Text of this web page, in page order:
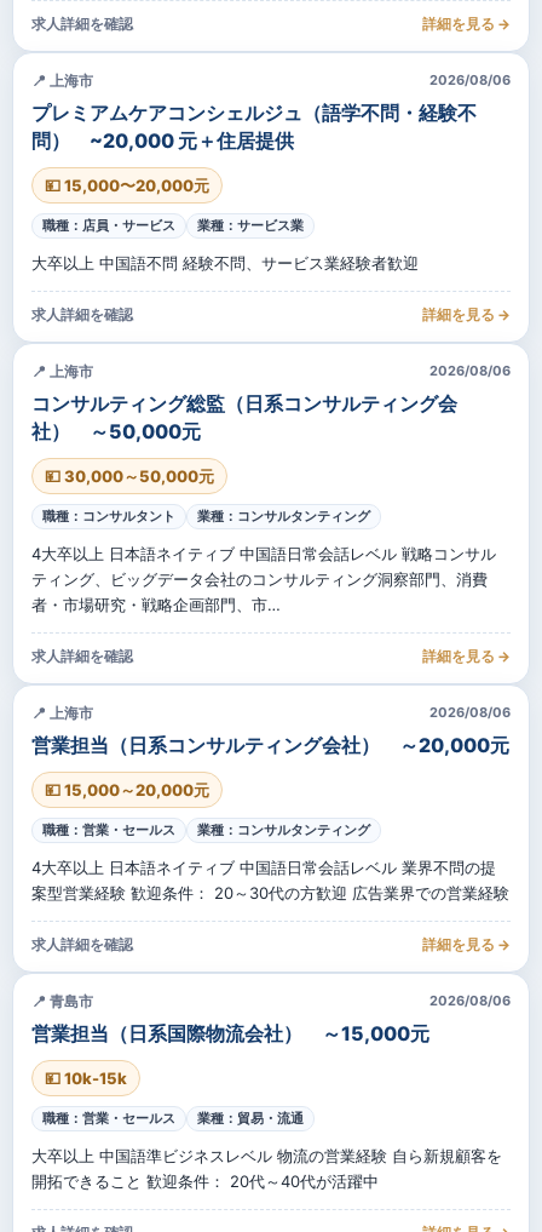
求人詳細を確認 詳細を見る →
📍 上海市 2026/08/06
プレミアムケアコンシェルジュ（語学不問・経験不
問） ~20,000 元＋住居提供
💴 15,000〜20,000元
職種：店員・サービス 業種：サービス業
大卒以上 中国語不問 経験不問、サービス業経験者歓迎
求人詳細を確認 詳細を見る →
📍 上海市 2026/08/06
コンサルティング総監（日系コンサルティング会
社） ～50,000元
💴 30,000～50,000元
職種：コンサルタント 業種：コンサルタンティング
4大卒以上 日本語ネイティブ 中国語日常会話レベル 戦略コンサル
ティング、ビッグデータ会社のコンサルティング洞察部門、消費
者・市場研究・戦略企画部門、市…
求人詳細を確認 詳細を見る →
📍 上海市 2026/08/06
営業担当（日系コンサルティング会社） ～20,000元
💴 15,000～20,000元
職種：営業・セールス 業種：コンサルタンティング
4大卒以上 日本語ネイティブ 中国語日常会話レベル 業界不問の提
案型営業経験 歓迎条件： 20～30代の方歓迎 広告業界での営業経験
求人詳細を確認 詳細を見る →
📍 青島市 2026/08/06
営業担当（日系国際物流会社） ～15,000元
💴 10k-15k
職種：営業・セールス 業種：貿易・流通
大卒以上 中国語準ビジネスレベル 物流の営業経験 自ら新規顧客を
開拓できること 歓迎条件： 20代～40代が活躍中